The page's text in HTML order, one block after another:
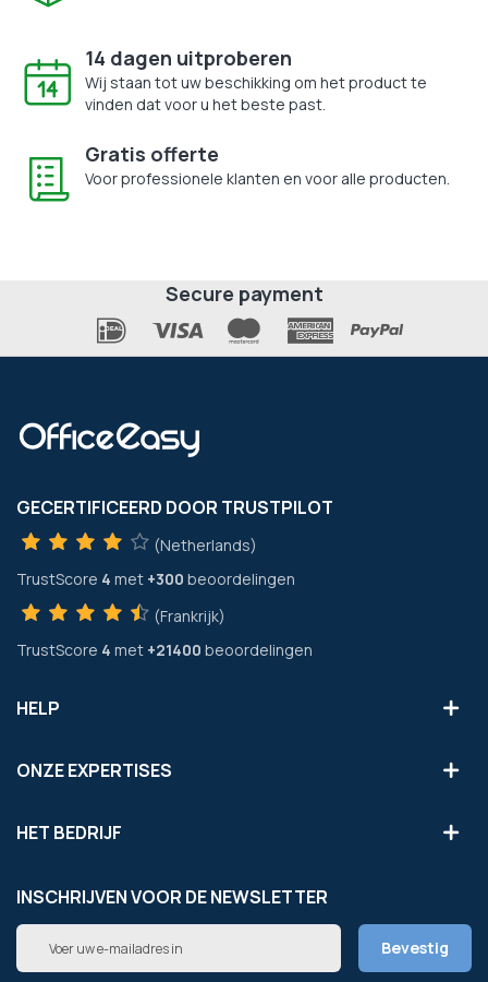
14 dagen uitproberen
Wij staan tot uw beschikking om het product te
vinden dat voor u het beste past.
Gratis offerte
Voor professionele klanten en voor alle producten.
Secure payment
GECERTIFICEERD DOOR TRUSTPILOT
(Netherlands)
TrustScore 4 met +300 beoordelingen
(Frankrijk)
TrustScore 4 met +21400 beoordelingen
HELP
ONZE EXPERTISES
HET BEDRIJF
INSCHRIJVEN VOOR DE NEWSLETTER
Abonneer
op
Bevestig